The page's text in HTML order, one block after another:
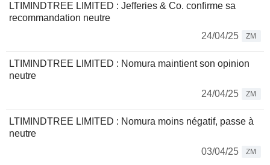
LTIMINDTREE LIMITED : Jefferies & Co. confirme sa
recommandation neutre
24/04/25
ZM
LTIMINDTREE LIMITED : Nomura maintient son opinion
neutre
24/04/25
ZM
LTIMINDTREE LIMITED : Nomura moins négatif, passe à
neutre
03/04/25
ZM